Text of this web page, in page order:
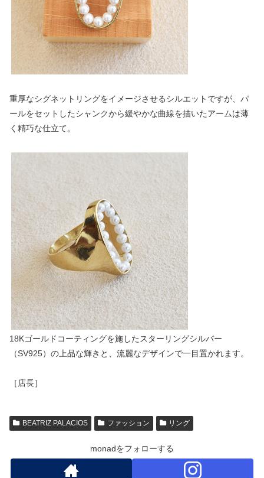
重厚なシグネットリングをイメージさせるシルエットですが、パ
ールをセットしたシャンクから緩やかな曲線を描いたアームは薄
く精巧な仕立て。
18Kゴールドコーティングを施したスターリングシルバー
（SV925）の上品な輝きと、流麗なデザインで一目置かれます。
［店長］
BEATRIZ PALACIOS ファッション リング
monadをフォローする